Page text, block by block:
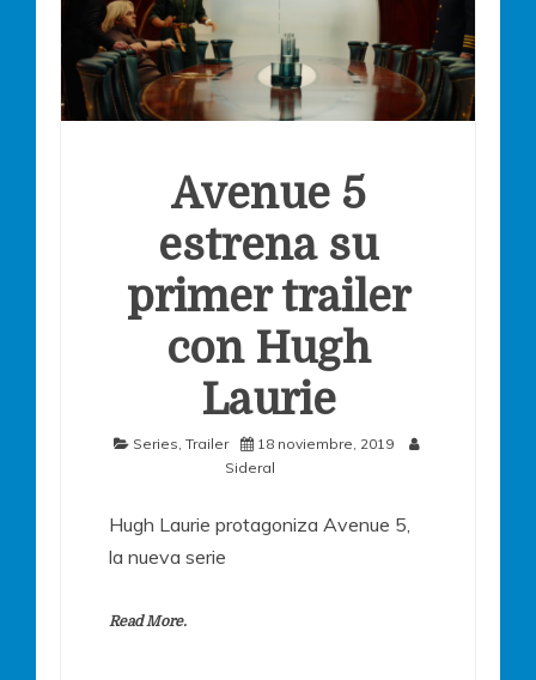
Avenue 5
estrena su
primer trailer
con Hugh
Laurie
Series Trailer
18 noviembre, 2019
Sideral
Hugh Laurie protagoniza Avenue 5,
la nueva serie
Read More.